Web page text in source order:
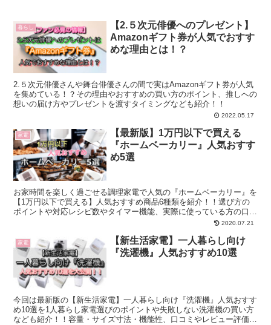
暮らし
【2.５次元俳優へのプレゼント】
Amazonギフト券が人気でおすす
めな理由とは！？
2.５次元俳優さんや舞台俳優さんの間で実はAmazonギフト券が人気
を集めている！？その理由やおすすめの買い方のポイント、推しへの
想いの届け方やプレゼントを渡すタイミングなども紹介！！
2022.05.17
家電
【最新版】1万円以下で買える
『ホームベーカリー』人気おすす
め5選
お家時間を楽しく過ごせる調理家電で人気の『ホームベーカリー』を
【1万円以下で買える】人気おすすめ商品6種類を紹介！！選び方の
ポイントや対応レシピ数やタイマー機能、実際に使っている方の口コ
2020.07.21
家電
【新生活家電】一人暮らし向け
『洗濯機』人気おすすめ10選
今回は最新版の【新生活家電】一人暮らし向け『洗濯機』人気おすす
め10選を1人暮らし家電選びのポイントや失敗しない洗濯機の買い方
なども紹介！！容量・サイズ寸法・機能性、口コミやレビュー評価の